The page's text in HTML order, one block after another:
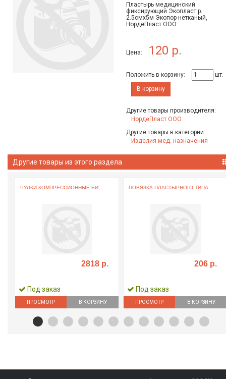
Пластырь медицинский
фиксирующий Экопласт р.
2.5смх5м Экопор нетканый,
НордеПласт ООО
Цена: 120 р.
Положить в корзину:
шт.
В корзину
Другие товары производителя:
НордеПласт ООО
Другие товары в категории:
Изделия мед. назначения
Другие товары из этого раздела
ЧУЛКИ КОМПРЕССИОННЫЕ БИ ...
2818 р.
Под заказ
ПРОСМОТР В КОРЗИНУ
ПОВЯЗКА ПЛАСТЫРНОГО ТИПА ...
206 р.
Под заказ
ПРОСМОТР В КОРЗИНУ